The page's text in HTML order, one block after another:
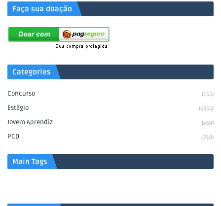
Faça sua doação
Categories
Concurso (155)
Estágio (6353)
Jovem Aprendiz (368)
PCD (718)
Main Tags